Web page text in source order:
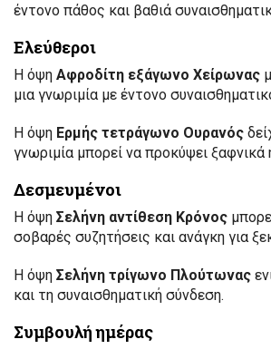
έντονο πάθος και βαθιά
Ελεύθεροι
Η όψη Αφροδίτη εξάγωνο Χείρωνας
μια γνωριμία με έντονο
Η όψη Ερμής τετράγωνο Ουρανός
γνωριμία μπορεί να προκύψει
Δεσμευμένοι
Η όψη Σελήνη αντίθεση Κρόνος
σοβαρές συζητήσεις και ανάγκη για
Η όψη Σελήνη τρίγωνο Πλούτωνας
και τη συναισθηματική σύνδεση.
Συμβουλή ημέρας